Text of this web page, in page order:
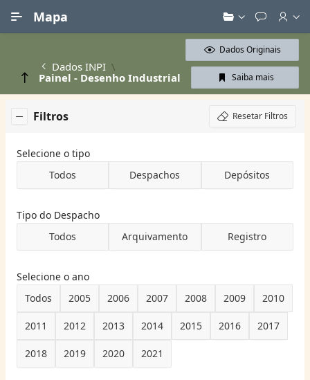
Mapa
Dados INPI
Painel - Desenho Industrial
Dados Originais
Saiba mais
Filtros Resetar Filtros
Selecione o tipo
Todos
Despachos Depósitos
Tipo do Despacho
Todos
Arquivamento Registro
Selecione o ano
Todos
2005 2006 2007 2008 2009 2010
2011 2012 2013 2014 2015 2016 2017
2018 2019 2020 2021